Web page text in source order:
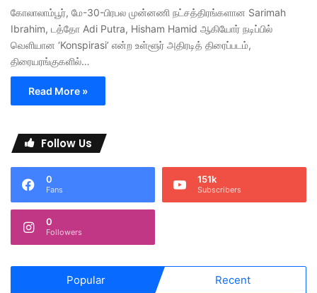
கோலாலாம்பூர், மே-30-பிரபல முன்னணி நட்சத்திரங்களான Sarimah
Ibrahim, டத்தோ Adi Putra, Hisham Hamid ஆகியோர் நடிப்பில்
வெளியான ‘Konspirasi’ என்ற உள்ளூர் அதிரடித் திரைப்படம்,
திரையரங்குகளில்…
Read More »
Follow Us
0
Fans
151k
Subscribers
0
Followers
Popular Recent